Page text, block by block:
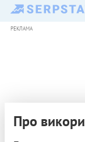
РЕКЛАМА
Про